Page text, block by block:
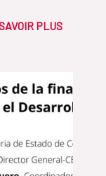
PLUS